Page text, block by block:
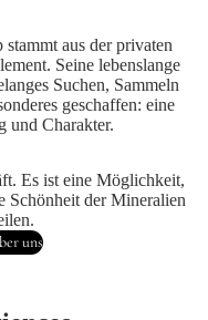
stammt aus der privaten
Seine lebenslange
Suchen, Sammeln
geschaffen: eine
und Charakter.
Es ist eine Möglichkeit,
Schönheit der Mineralien
uns